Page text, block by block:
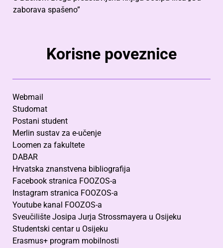
zaborava spašeno”
Korisne poveznice
Webmail
Studomat
Postani student
Merlin sustav za e-učenje
Loomen za fakultete
DABAR
Hrvatska znanstvena bibliografija
Facebook stranica FOOZOS-a
Instagram stranica FOOZOS-a
Youtube kanal FOOZOS-a
Sveučilište Josipa Jurja Strossmayera u Osijeku
Studentski centar u Osijeku
Erasmus+ program mobilnosti